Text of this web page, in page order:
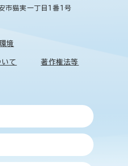
猫実一丁目1番1号
境
て 著作権法等